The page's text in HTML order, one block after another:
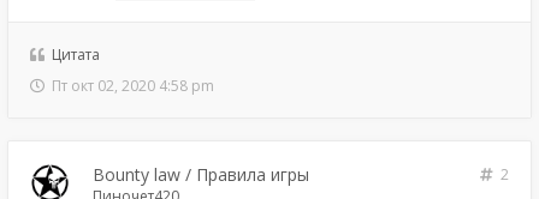
Цитата
Пт окт 02, 2020 4:58 pm
Bounty law / Правила игры
2